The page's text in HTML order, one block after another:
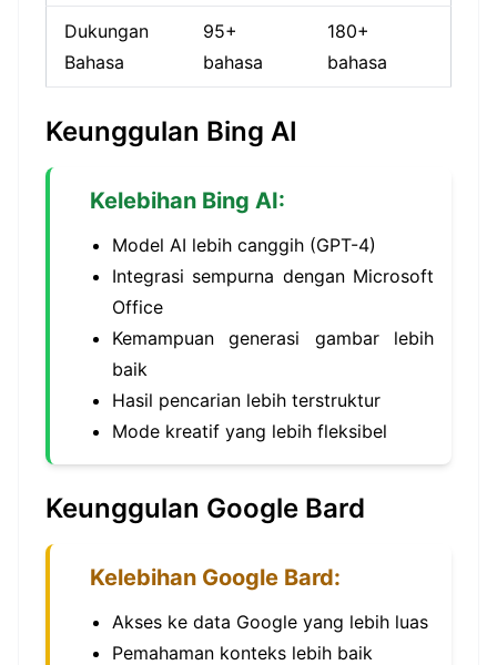
Dukungan
Bahasa
95+
bahasa
180+
bahasa
Keunggulan Bing AI
Kelebihan Bing AI:
Model AI lebih canggih (GPT-4)
Integrasi sempurna dengan Microsoft
Office
Kemampuan generasi gambar lebih
baik
Hasil pencarian lebih terstruktur
Mode kreatif yang lebih fleksibel
Keunggulan Google Bard
Kelebihan Google Bard:
Akses ke data Google yang lebih luas
Pemahaman konteks lebih baik